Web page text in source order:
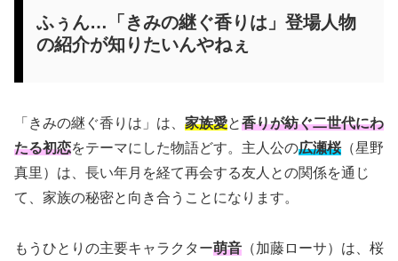
ふぅん…「きみの継ぐ香りは」登場人物
の紹介が知りたいんやねぇ
「きみの継ぐ香りは」は、 家族愛と香りが紡ぐ二世代にわ
たる初恋をテーマにした物語どす。主人公の広瀬桜（星野
真里）は、長い年月を経て再会する友人との関係を通じ
て、家族の秘密と向き合うことになります。
もうひとりの主要キャラクター萌音 （加藤ローサ）は、桜